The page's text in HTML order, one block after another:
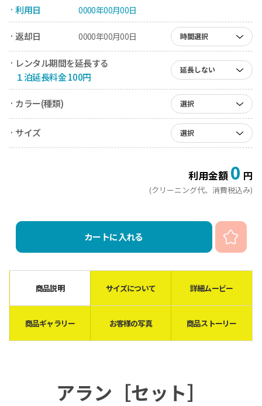
· 利用日 0000年00月00日
· 返却日 0000年00月00日 時間選択
· レンタル期間を延長する
１泊延長料金 100円
延長しない
· カラー(種類) 選択
· サイズ 選択
利用金額 0 円
(クリーニング代、消費税込み)
カートに入れる
商品説明 サイズについて 詳細ムービー
商品ギャラリー お客様の写真 商品ストーリー
アラン［セット］